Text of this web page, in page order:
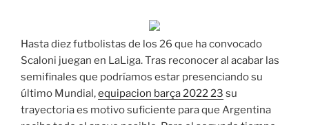
Hasta diez futbolistas de los 26 que ha convocado
Scaloni juegan en LaLiga. Tras reconocer al acabar las
semifinales que podríamos estar presenciando su
último Mundial,equipacion barça 2022 23 su
trayectoria es motivo suficiente para que Argentina